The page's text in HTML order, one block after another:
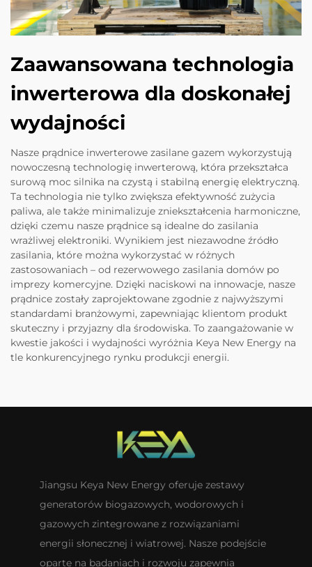
Zaawansowana technologia
inwerterowa dla doskonałej
wydajności
Nasze prądnice inwerterowe zasilane gazem wykorzystują
nowoczesną technologię inwerterową, która przekształca
surową moc silnika na czystą i stabilną energię elektryczną.
Ta technologia nie tylko zwiększa efektywność zużycia
paliwa, ale także minimalizuje zniekształcenia harmoniczne,
dzięki czemu nasze prądnice są idealne do zasilania
wrażliwej elektroniki. Wynikiem jest niezawodne źródło
zasilania, które można wykorzystać w różnych
zastosowaniach – od rezerwowego zasilania domów po
imprezy komercyjne. Dzięki naciskowi na innowacje, nasze
prądnice zostały zaprojektowane zgodnie z najwyższymi
standardami branżowymi, zapewniając klientom produkt
skuteczny i przyjazny dla środowiska. To zaangażowanie w
kwestie jakości i wydajności wyróżnia Keya New Energy na
tle konkurencyjnego rynku produkcji energii.
Jiangsu Keya New Energy oferuje zestawy
generatorów biogazowych, wodorowych i
gazowych zintegrowane z rozwiązaniami
energii słonecznej i wiatrowej. Nasze podejście
oparte na badaniach i rozwoju zapewnia